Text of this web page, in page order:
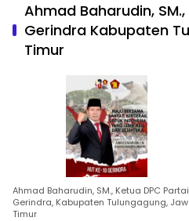
Ahmad Baharudin,
Gerindra Kabupaten
Timur
Ahmad Baharudin, SM., Ketua DPC Partai
Gerindra, Kabupaten Tulungagung,
Timur